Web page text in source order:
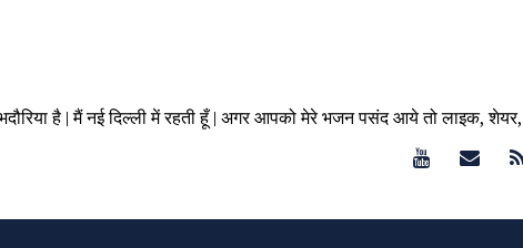
भदौरिया है | मैं नई दिल्ली में रहती हूँ | अगर आपको मेरे भजन पसंद आये तो लाइक,